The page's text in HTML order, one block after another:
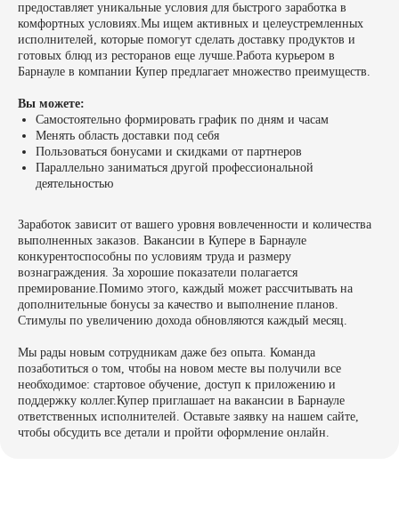
предоставляет уникальные условия для быстрого заработка в
комфортных условиях.Мы ищем активных и целеустремленных
исполнителей, которые помогут сделать доставку продуктов и
готовых блюд из ресторанов еще лучше.Работа курьером в
Барнауле в компании Купер предлагает множество преимуществ.
Вы можете:
Самостоятельно формировать график по дням и часам
Менять область доставки под себя
Пользоваться бонусами и скидками от партнеров
Параллельно заниматься другой профессиональной
деятельностью
Заработок зависит от вашего уровня вовлеченности и количества
выполненных заказов. Вакансии в Купере в Барнауле
конкурентоспособны по условиям труда и размеру
вознаграждения. За хорошие показатели полагается
премирование.Помимо этого, каждый может рассчитывать на
дополнительные бонусы за качество и выполнение планов.
Стимулы по увеличению дохода обновляются каждый месяц.
Мы рады новым сотрудникам даже без опыта. Команда
позаботиться о том, чтобы на новом месте вы получили все
необходимое: стартовое обучение, доступ к приложению и
поддержку коллег.Купер приглашает на вакансии в Барнауле
ответственных исполнителей. Оставьте заявку на нашем сайте,
чтобы обсудить все детали и пройти оформление онлайн.